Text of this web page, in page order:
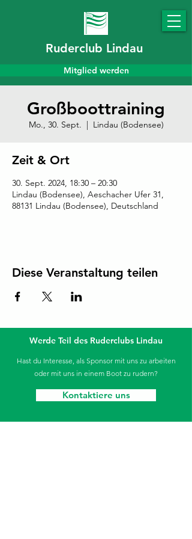
Ruderclub Lindau
Mitglied werden
Großboottraining
Mo., 30. Sept.
  |
Lindau (Bodensee)
Zeit & Ort
30. Sept. 2024, 18:30 – 20:30
Lindau (Bodensee), Aeschacher Ufer 31,
88131 Lindau (Bodensee), Deutschland
Diese Veranstaltung teilen
Werde Teil des Ruderclubs Lindau
Hast du Interesse, als Sponsor mit uns zu arbeiten
oder mit uns in einem Boot zu rudern?
Kontaktiere uns